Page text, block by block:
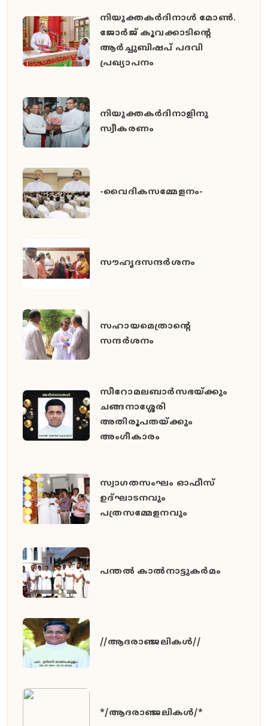
നിയുക്തകർദിനാൾ മോൺ.
ജോർജ് കൂവക്കാടിൻ്റെ
ആർച്ചുബിഷപ് പദവി
പ്രഖ്യാപനം
നിയുക്തകർദിനാളിനു
സ്വീകരണം
-വൈദികസമ്മേളനം-
സൗഹൃദസന്ദർശനം
സഹായമെത്രാന്റെ
സന്ദർശനം
സീറോമലബാർസഭയ്ക്കും
ചങ്ങനാശ്ശേരി
അതിരൂപതയ്ക്കും
അംഗീകാരം
സ്വാഗതസംഘം ഓഫീസ്
ഉദ്ഘാടനവും
പത്രസമ്മേളനവും
പന്തൽ കാൽനാട്ടുകർമം
//ആദരാഞ്ജലികൾ//
*/ആദരാഞ്ജലികൾ/*